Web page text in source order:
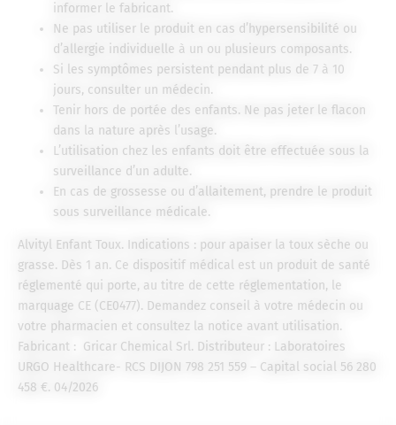
informer le fabricant.
Ne pas utiliser le produit en cas d’hypersensibilité ou
d’allergie individuelle à un ou plusieurs composants.
Si les symptômes persistent pendant plus de 7 à 10
jours, consulter un médecin.
Tenir hors de portée des enfants. Ne pas jeter le flacon
dans la nature après l’usage.
L’utilisation chez les enfants doit être effectuée sous la
surveillance d’un adulte.
En cas de grossesse ou d’allaitement, prendre le produit
sous surveillance médicale.
Alvityl Enfant Toux. Indications : pour apaiser la toux sèche ou
grasse. Dès 1 an. Ce dispositif médical est un produit de santé
réglementé qui porte, au titre de cette réglementation, le
marquage CE (CE0477). Demandez conseil à votre médecin ou
votre pharmacien et consultez la notice avant utilisation.
Fabricant : Gricar Chemical Srl. Distributeur : Laboratoires
URGO Healthcare- RCS DIJON 798 251 559 – Capital social 56 280
458 €. 04/2026